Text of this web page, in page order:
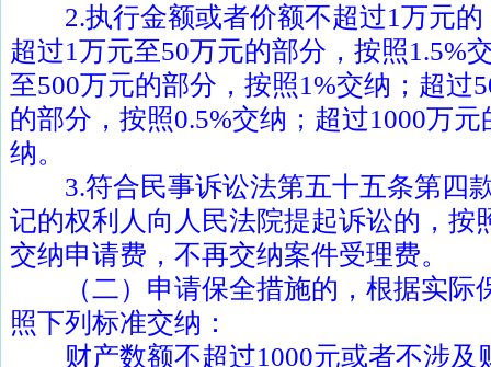
2.执行金额或者价额不超过1万元的
超过1万元至50万元的部分，按照1.5%
至500万元的部分，按照1%交纳；超过
的部分，按照0.5%交纳；超过1000万元
纳。
3.符合民事诉讼法第五十五条第四
记的权利人向人民法院提起诉讼的，按
交纳申请费，不再交纳案件受理费。
（二）申请保全措施的，根据实际
照下列标准交纳：
财产数额不超过1000元或者不涉及